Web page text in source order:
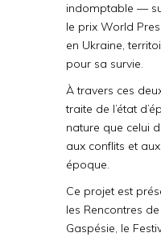
indomptable —
le prix World
en Ukraine,
pour sa survie.
À travers ces
traite de l’état
nature que celui
aux conflits et
époque.
Ce projet est
les Rencontres
Gaspésie, le